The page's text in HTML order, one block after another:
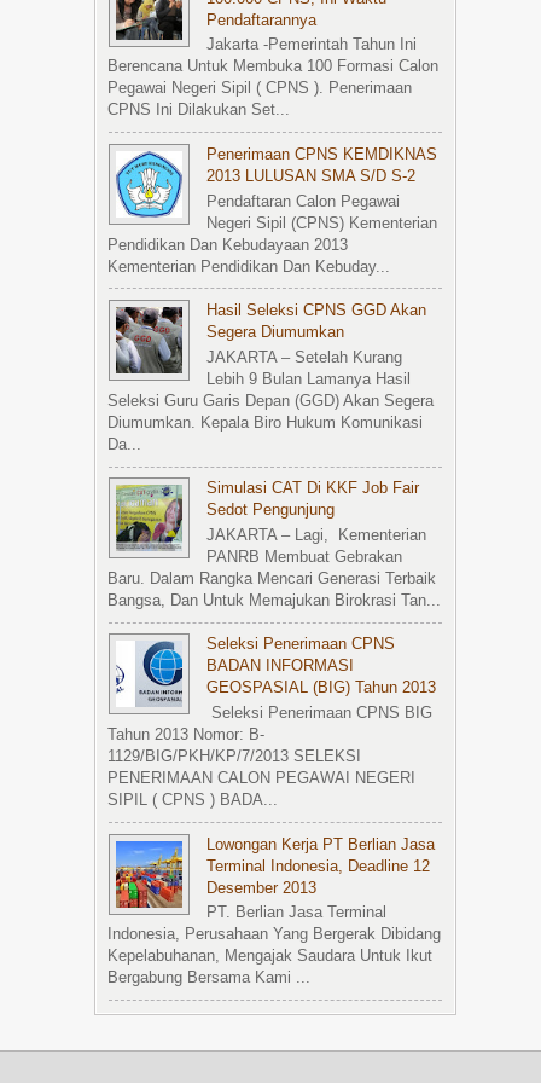
Pendaftarannya
Jakarta -Pemerintah Tahun Ini
Berencana Untuk Membuka 100 Formasi Calon
Pegawai Negeri Sipil ( CPNS ). Penerimaan
CPNS Ini Dilakukan Set...
Penerimaan CPNS KEMDIKNAS
2013 LULUSAN SMA S/d S-2
Pendaftaran Calon Pegawai
Negeri Sipil (CPNS) Kementerian
Pendidikan Dan Kebudayaan 2013
Kementerian Pendidikan Dan Kebuday...
Hasil Seleksi CPNS GGD Akan
Segera Diumumkan
JAKARTA – Setelah Kurang
Lebih 9 Bulan Lamanya Hasil
Seleksi Guru Garis Depan (GGD) Akan Segera
Diumumkan. Kepala Biro Hukum Komunikasi
Da...
Simulasi CAT Di KKF Job Fair
Sedot Pengunjung
JAKARTA – Lagi, Kementerian
PANRB Membuat Gebrakan
Baru. Dalam Rangka Mencari Generasi Terbaik
Bangsa, Dan Untuk Memajukan Birokrasi Tan...
Seleksi Penerimaan CPNS
BADAN INFORMASI
GEOSPASIAL (BIG) Tahun 2013
Seleksi Penerimaan CPNS BIG
Tahun 2013 Nomor: B-
1129/BIG/PKH/KP/7/2013 SELEKSI
PENERIMAAN CALON PEGAWAI NEGERI
SIPIL ( CPNS ) BADA...
Lowongan Kerja PT Berlian Jasa
Terminal Indonesia, Deadline 12
Desember 2013
PT. Berlian Jasa Terminal
Indonesia, Perusahaan Yang Bergerak Dibidang
Kepelabuhanan, Mengajak Saudara Untuk Ikut
Bergabung Bersama Kami ...